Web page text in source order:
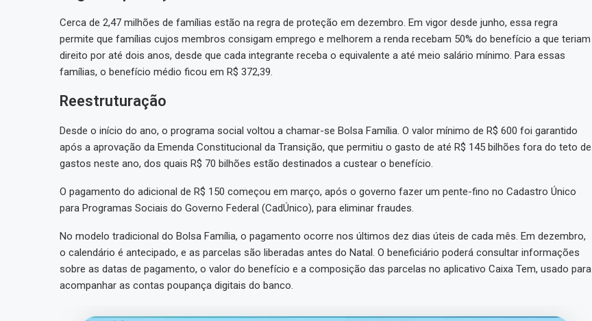
Cerca de 2,47 milhões de famílias estão na regra de proteção em dezembro. Em vigor desde junho, essa regra
permite que famílias cujos membros consigam emprego e melhorem a renda recebam 50% do benefício a que teriam
direito por até dois anos, desde que cada integrante receba o equivalente a até meio salário mínimo. Para essas
famílias, o benefício médio ficou em R$ 372,39.
Reestruturação
Desde o início do ano, o programa social voltou a chamar-se Bolsa Família. O valor mínimo de R$ 600 foi garantido
após a aprovação da Emenda Constitucional da Transição, que permitiu o gasto de até R$ 145 bilhões fora do teto de
gastos neste ano, dos quais R$ 70 bilhões estão destinados a custear o benefício.
O pagamento do adicional de R$ 150 começou em março, após o governo fazer um pente-fino no Cadastro Único
para Programas Sociais do Governo Federal (CadÚnico), para eliminar fraudes.
No modelo tradicional do Bolsa Família, o pagamento ocorre nos últimos dez dias úteis de cada mês. Em dezembro,
o calendário é antecipado, e as parcelas são liberadas antes do Natal. O beneficiário poderá consultar informações
sobre as datas de pagamento, o valor do benefício e a composição das parcelas no aplicativo Caixa Tem, usado para
acompanhar as contas poupança digitais do banco.